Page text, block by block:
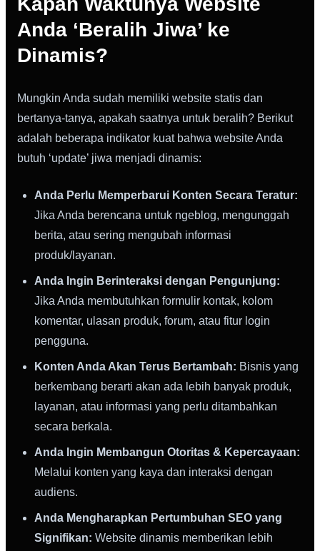
Anda ‘Beralih Jiwa’ ke
Dinamis?
Mungkin Anda sudah memiliki website statis dan
bertanya-tanya, apakah saatnya untuk beralih? Berikut
adalah beberapa indikator kuat bahwa website Anda
butuh ‘update’ jiwa menjadi dinamis:
Anda Perlu Memperbarui Konten Secara Teratur:
Jika Anda berencana untuk ngeblog, mengunggah
berita, atau sering mengubah informasi
produk/layanan.
Anda Ingin Berinteraksi dengan Pengunjung:
Jika Anda membutuhkan formulir kontak, kolom
komentar, ulasan produk, forum, atau fitur login
pengguna.
Konten Anda Akan Terus Bertambah: Bisnis yang
berkembang berarti akan ada lebih banyak produk,
layanan, atau informasi yang perlu ditambahkan
secara berkala.
Anda Ingin Membangun Otoritas & Kepercayaan:
Melalui konten yang kaya dan interaksi dengan
audiens.
Anda Mengharapkan Pertumbuhan SEO yang
Signifikan: Website dinamis memberikan lebih